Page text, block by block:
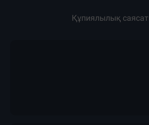
Құпиялылық